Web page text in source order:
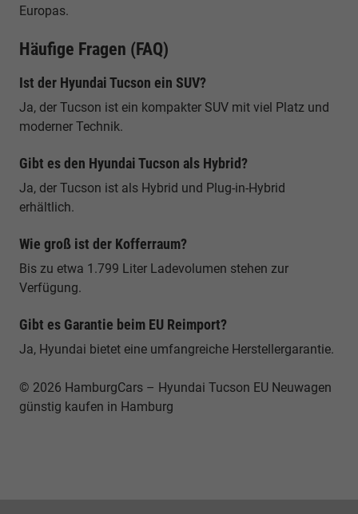
Europas.
Häufige Fragen (FAQ)
Ist der Hyundai Tucson ein SUV?
Ja, der Tucson ist ein kompakter SUV mit viel Platz und
moderner Technik.
Gibt es den Hyundai Tucson als Hybrid?
Ja, der Tucson ist als Hybrid und Plug-in-Hybrid
erhältlich.
Wie groß ist der Kofferraum?
Bis zu etwa 1.799 Liter Ladevolumen stehen zur
Verfügung.
Gibt es Garantie beim EU Reimport?
Ja, Hyundai bietet eine umfangreiche Herstellergarantie.
© 2026 HamburgCars – Hyundai Tucson EU Neuwagen
günstig kaufen in Hamburg